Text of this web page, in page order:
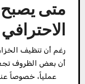
متى
رغم أن تنظيف
أن بعض الظروف
عملياً، خصوصاً